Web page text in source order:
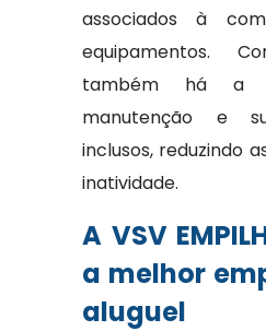
associados à
equipamentos.
também há a
manutenção e
inclusos, reduzindo
inatividade.
A VSV
a melhor